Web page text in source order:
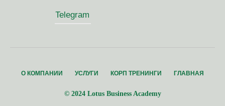
Telegram
О КОМПАНИИ УСЛУГИ КОРП ТРЕНИНГИ ГЛАВНАЯ
© 2024 Lotus Business Academy